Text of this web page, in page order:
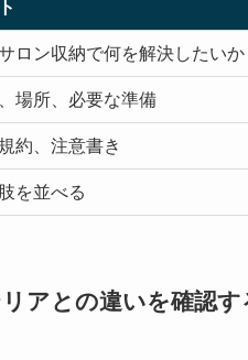
ロン収納で何を解決したいか
場所、必要な準備
約、注意書き
を並べる
アとの違いを確認す